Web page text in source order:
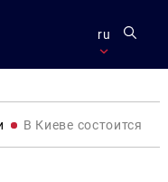
ru
В Киеве состоится